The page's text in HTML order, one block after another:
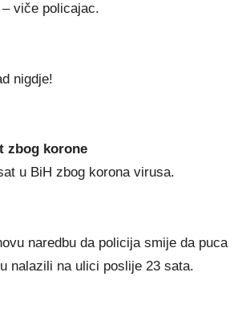
viče policajac.
nigdje!
zbog korone
u BiH zbog korona virusa.
naredbu da policija smije da puca
nalazili na ulici poslije 23 sata.